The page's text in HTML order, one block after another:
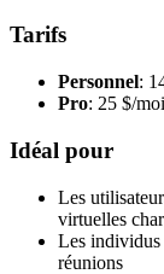
Tarifs
Personnel:
Pro: 25 $/
Idéal pour
Les
virtuelles
Les individus
réunions